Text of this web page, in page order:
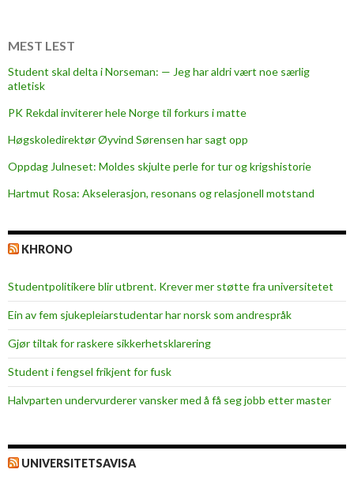
MEST LEST
Student skal delta i Norseman: — Jeg har aldri vært noe særlig
atletisk
PK Rekdal inviterer hele Norge til forkurs i matte
Høgskoledirektør Øyvind Sørensen har sagt opp
Oppdag Julneset: Moldes skjulte perle for tur og krigshistorie
Hartmut Rosa: Akselerasjon, resonans og relasjonell motstand
KHRONO
Studentpolitikere blir utbrent. Krever mer støtte fra universitetet
Ein av fem sjukepleiar­studentar har norsk som andrespråk
Gjør tiltak for raskere sikkerhets­klarering
Student i fengsel frikjent for fusk
Halvparten undervurderer vansker med å få seg jobb etter master
UNIVERSITETSAVISA